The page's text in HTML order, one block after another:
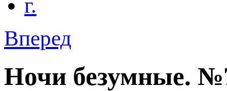
Вперед
Ночи безумные.